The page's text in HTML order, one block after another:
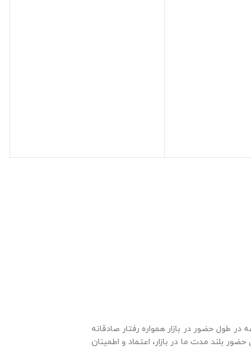
در طول حضور در بازار همواره رفتار صادقانه
بلند مدت ما در بازار، اعتماد و اطمینان